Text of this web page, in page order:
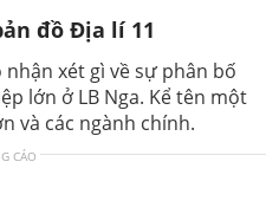
đồ Địa lí 11
xét gì về sự phân bố
lớn ở LB Nga. Kể tên một
và các ngành chính.
CÁO